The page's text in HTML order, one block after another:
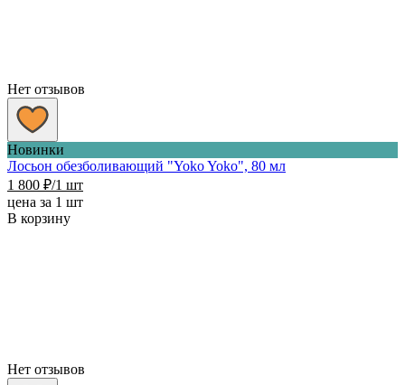
Нет отзывов
Новинки
Лосьон обезболивающий "Yoko Yoko", 80 мл
1 800 ₽/1 шт
цена за 1 шт
В корзину
Нет отзывов